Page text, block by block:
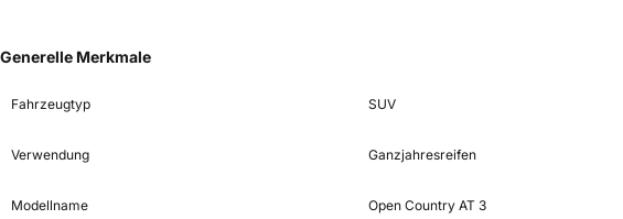
Generelle Merkmale
Fahrzeugtyp SUV
Verwendung Ganzjahresreifen
Modellname Open Country AT 3